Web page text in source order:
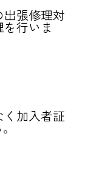
張修理対
行いま
加入者証